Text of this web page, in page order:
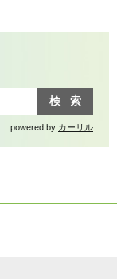
powered by カーリル